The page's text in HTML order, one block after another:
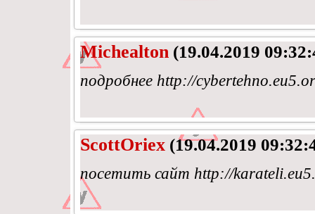
Michealton (19.04.2019
подробнее http://
ScottOriex (19.04.2019
посетить сайт http://